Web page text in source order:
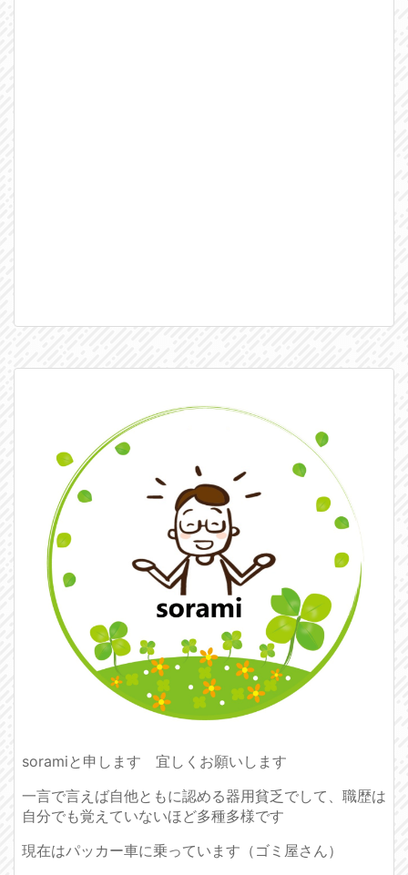
soramiと申します 宜しくお願いします
一言で言えば自他ともに認める器用貧乏でして、職歴は
自分でも覚えていないほど多種多様です
現在はパッカー車に乗っています（ゴミ屋さん）